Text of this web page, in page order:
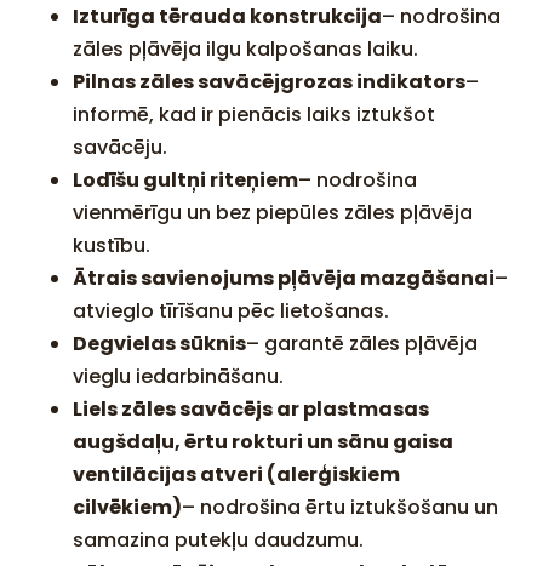
Izturīga tērauda konstrukcija– nodrošina
zāles pļāvēja ilgu kalpošanas laiku.
Pilnas zāles savācējgrozas indikators–
informē, kad ir pienācis laiks iztukšot
savācēju.
Lodīšu gultņi riteņiem– nodrošina
vienmērīgu un bez piepūles zāles pļāvēja
kustību.
Ātrais savienojums pļāvēja mazgāšanai–
atvieglo tīrīšanu pēc lietošanas.
Degvielas sūknis– garantē zāles pļāvēja
vieglu iedarbināšanu.
Liels zāles savācējs ar plastmasas
augšdaļu, ērtu rokturi un sānu gaisa
ventilācijas atveri (alerģiskiem
cilvēkiem)– nodrošina ērtu iztukšošanu un
samazina putekļu daudzumu.